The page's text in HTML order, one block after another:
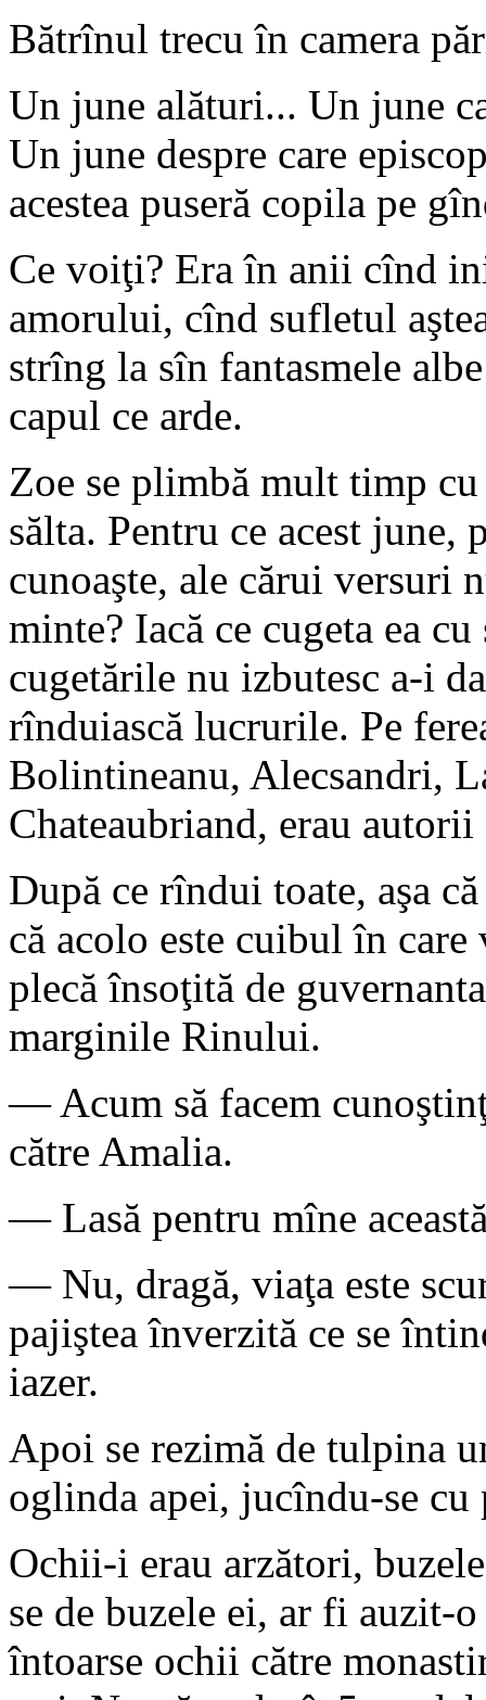
Bătrînul trecu în camera
Un june alături... Un june
Un june despre care
acestea puseră copila pe
Ce voiţi? Era în anii cînd
amorului, cînd sufletul
strîng la sîn fantasmele
capul ce arde.
Zoe se plimbă mult timp
sălta. Pentru ce acest june,
cunoaşte, ale cărui versuri
minte? Iacă ce cugeta ea
cugetările nu izbutesc a-i
rînduiască lucrurile. Pe
Bolintineanu, Alecsandri,
Chateaubriand, erau
După ce rîndui toate, aşa
că acolo este cuibul în
plecă însoţită de
marginile Rinului.
— Acum să facem
către Amalia.
— Lasă pentru mîne
— Nu, dragă, viaţa este
pajiştea înverzită ce se
iazer.
Apoi se rezimă de tulpina
oglinda apei, jucîndu-se
Ochii-i erau arzători,
se de buzele ei, ar fi auzit-
întoarse ochii către